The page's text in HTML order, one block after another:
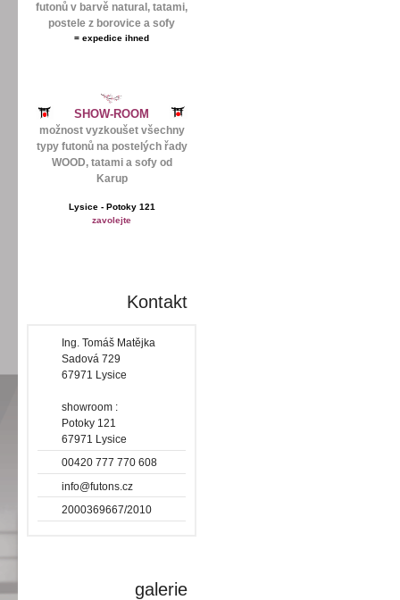
futonů v barvě natural, tatami,
postele z borovice a sofy
= expedice ihned
SHOW-ROOM
možnost vyzkoušet všechny
typy futonů na postelých řady
WOOD, tatami a sofy od
Karup
Lysice - Potoky 121
zavolejte
Kontakt
Ing. Tomáš Matějka
Sadová 729
67971 Lysice
showroom :
Potoky 121
67971 Lysice
00420 777 770 608
info@futons.cz
2000369667/2010
galerie